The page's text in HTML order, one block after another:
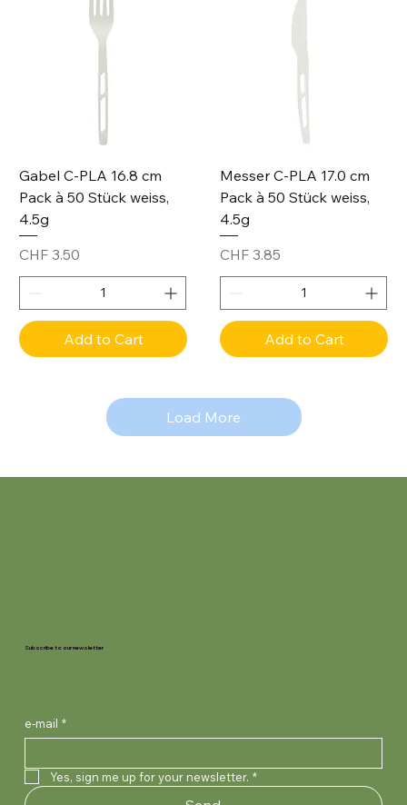
Gabel C-PLA 16.8 cm
Pack à 50 Stück weiss,
4.5g
Price
CHF 3.50
Add to Cart
Messer C-PLA 17.0 cm
Pack à 50 Stück weiss,
4.5g
Price
CHF 3.85
Add to Cart
Load More
Subscribe to our newsletter
e-mail *
Yes, sign me up for your newsletter. *